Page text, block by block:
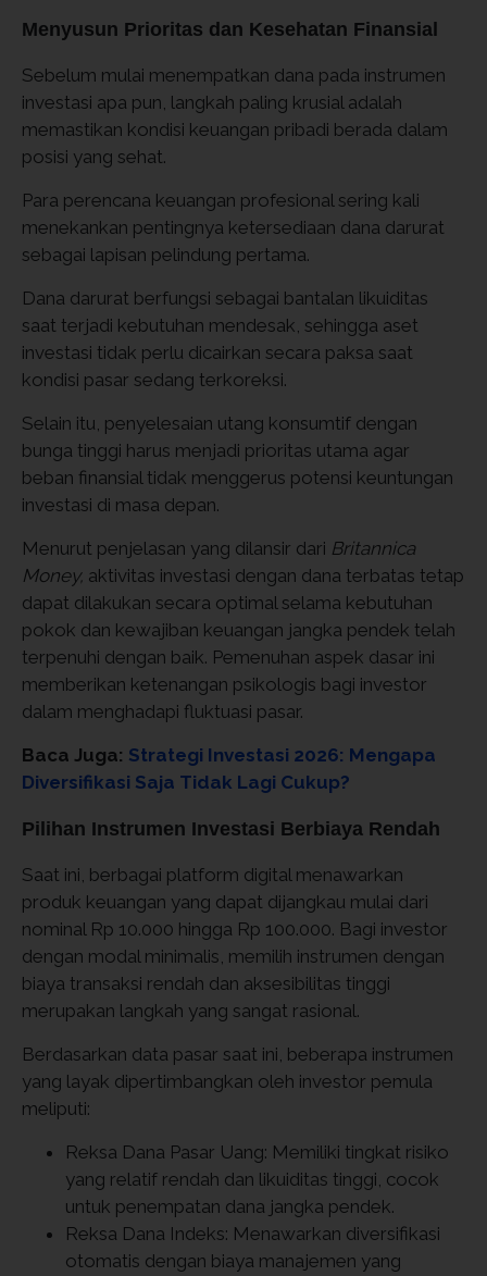
Menyusun Prioritas dan Kesehatan Finansial
Sebelum mulai menempatkan dana pada instrumen
investasi apa pun, langkah paling krusial adalah
memastikan kondisi keuangan pribadi berada dalam
posisi yang sehat.
Para perencana keuangan profesional sering kali
menekankan pentingnya ketersediaan dana darurat
sebagai lapisan pelindung pertama.
Dana darurat berfungsi sebagai bantalan likuiditas
saat terjadi kebutuhan mendesak, sehingga aset
investasi tidak perlu dicairkan secara paksa saat
kondisi pasar sedang terkoreksi.
Selain itu, penyelesaian utang konsumtif dengan
bunga tinggi harus menjadi prioritas utama agar
beban finansial tidak menggerus potensi keuntungan
investasi di masa depan.
Menurut penjelasan yang dilansir dari Britannica
Money, aktivitas investasi dengan dana terbatas tetap
dapat dilakukan secara optimal selama kebutuhan
pokok dan kewajiban keuangan jangka pendek telah
terpenuhi dengan baik. Pemenuhan aspek dasar ini
memberikan ketenangan psikologis bagi investor
dalam menghadapi fluktuasi pasar.
Baca Juga: Strategi Investasi 2026: Mengapa
Diversifikasi Saja Tidak Lagi Cukup?
Pilihan Instrumen Investasi Berbiaya Rendah
Saat ini, berbagai platform digital menawarkan
produk keuangan yang dapat dijangkau mulai dari
nominal Rp 10.000 hingga Rp 100.000. Bagi investor
dengan modal minimalis, memilih instrumen dengan
biaya transaksi rendah dan aksesibilitas tinggi
merupakan langkah yang sangat rasional.
Berdasarkan data pasar saat ini, beberapa instrumen
yang layak dipertimbangkan oleh investor pemula
meliputi:
Reksa Dana Pasar Uang: Memiliki tingkat risiko
yang relatif rendah dan likuiditas tinggi, cocok
untuk penempatan dana jangka pendek.
Reksa Dana Indeks: Menawarkan diversifikasi
otomatis dengan biaya manajemen yang